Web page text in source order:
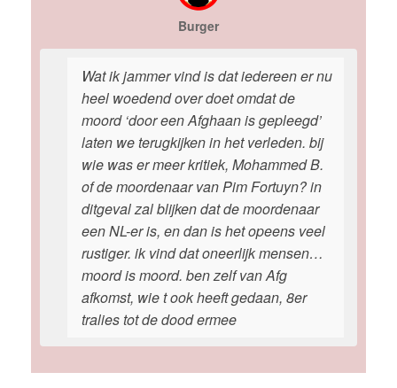
Burger
Wat ik jammer vind is dat iedereen er nu
heel woedend over doet omdat de
moord ‘door een Afghaan is gepleegd’
laten we terugkijken in het verleden. bij
wie was er meer kritiek, Mohammed B.
of de moordenaar van Pim Fortuyn? in
ditgeval zal blijken dat de moordenaar
een NL-er is, en dan is het opeens veel
rustiger. ik vind dat oneerlijk mensen…
moord is moord. ben zelf van Afg
afkomst, wie t ook heeft gedaan, 8er
tralies tot de dood ermee